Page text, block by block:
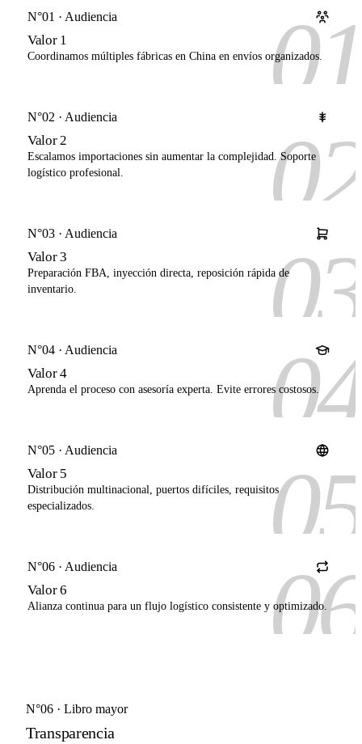
N°01 · Audiencia
Valor 1
Coordinamos múltiples fábricas en China en envíos organizados.
N°02 · Audiencia
Valor 2
Escalamos importaciones sin aumentar la complejidad. Soporte
logístico profesional.
N°03 · Audiencia
Valor 3
Preparación FBA, inyección directa, reposición rápida de
inventario.
N°04 · Audiencia
Valor 4
Aprenda el proceso con asesoría experta. Evite errores costosos.
N°05 · Audiencia
Valor 5
Distribución multinacional, puertos difíciles, requisitos
especializados.
N°06 · Audiencia
Valor 6
Alianza continua para un flujo logístico consistente y optimizado.
N°06 · Libro mayor
Transparencia